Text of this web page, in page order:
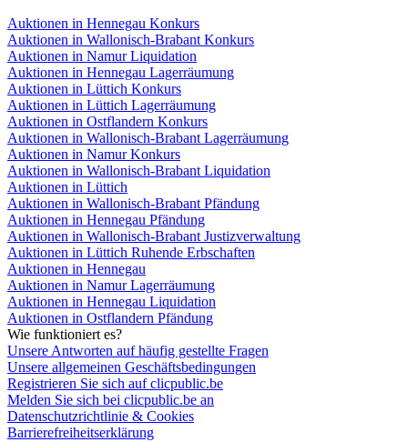
Auktionen in Hennegau Konkurs
Auktionen in Wallonisch-Brabant Konkurs
Auktionen in Namur Liquidation
Auktionen in Hennegau Lagerräumung
Auktionen in Lüttich Konkurs
Auktionen in Lüttich Lagerräumung
Auktionen in Ostflandern Konkurs
Auktionen in Wallonisch-Brabant Lagerräumung
Auktionen in Namur Konkurs
Auktionen in Wallonisch-Brabant Liquidation
Auktionen in Lüttich
Auktionen in Wallonisch-Brabant Pfändung
Auktionen in Hennegau Pfändung
Auktionen in Wallonisch-Brabant Justizverwaltung
Auktionen in Lüttich Ruhende Erbschaften
Auktionen in Hennegau
Auktionen in Namur Lagerräumung
Auktionen in Hennegau Liquidation
Auktionen in Ostflandern Pfändung
Wie funktioniert es?
Unsere Antworten auf häufig gestellte Fragen
Unsere allgemeinen Geschäftsbedingungen
Registrieren Sie sich auf clicpublic.be
Melden Sie sich bei clicpublic.be an
Datenschutzrichtlinie & Cookies
Barrierefreiheitserklärung